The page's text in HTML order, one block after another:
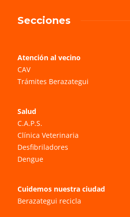
Secciones
Atención al vecino
CAV
Trámites Berazategui
Salud
C.A.P.S.
Clínica Veterinaria
Desfibriladores
Dengue
Cuidemos nuestra ciudad
Berazategui recicla